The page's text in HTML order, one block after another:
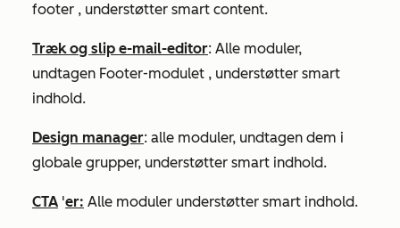
footer , understøtter smart content.
Træk og slip e-mail-editor: Alle moduler,
undtagen Footer-modulet , understøtter smart
indhold.
Design manager: alle moduler, undtagen dem i
globale grupper, understøtter smart indhold.
CTA 'er: Alle moduler understøtter smart indhold.